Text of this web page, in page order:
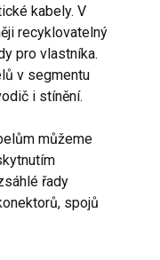
kabely. V
recyklovatelný
pro vlastníka.
v segmentu
i stínění.
můžeme
řady
spojů